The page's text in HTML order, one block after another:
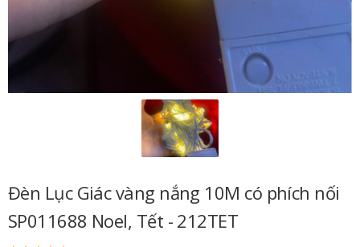
Đèn Lục Giác vàng nắng 10M có phích nối
SP011688 Noel, Tết - 212TET